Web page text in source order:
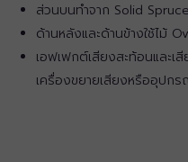
ส่วนบนทำจาก Solid Spruce
ด้านหลังและด้านข้างใช้ไม้
เอฟเฟกต์เสียงสะท้อนและเ
เครื่องขยายเสียงหรืออุปก